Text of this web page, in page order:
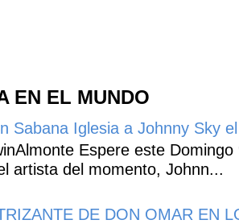
EN EL MUNDO
Sabana Iglesia a Johnny Sky
Espere este
artista del momento, Johnn...
DE DON OMAR EN